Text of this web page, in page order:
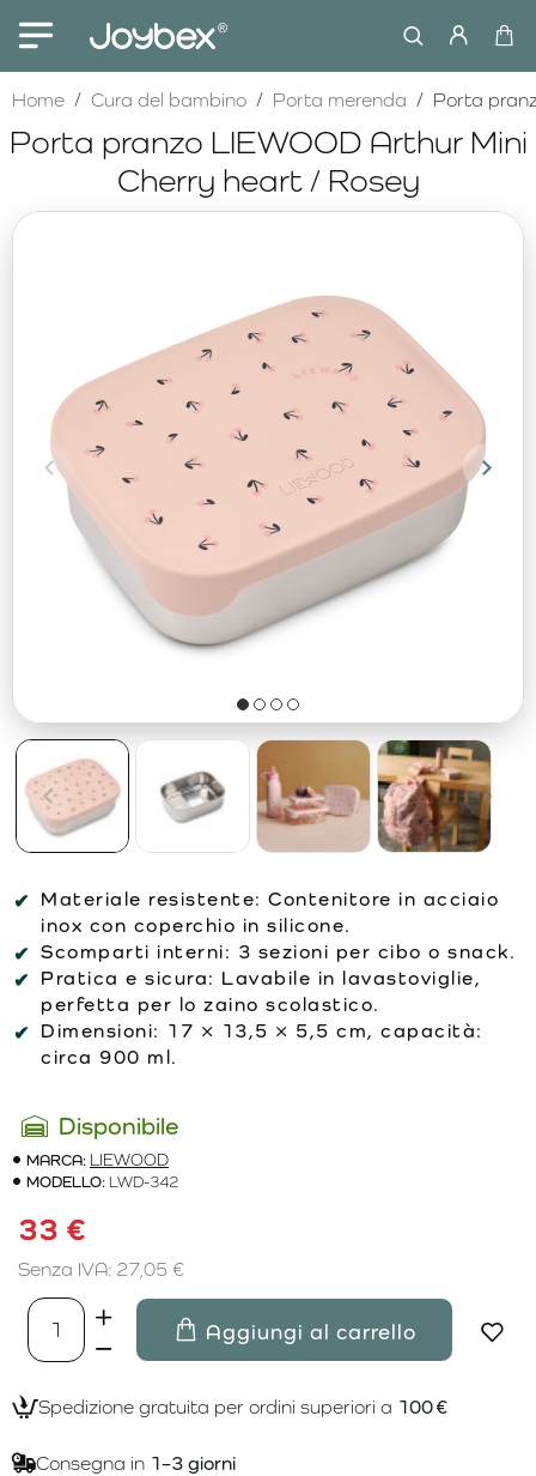
Porta pranzo LIEWOOD Arthur Mini
Cherry heart / Rosey
HomehomeCura del bambino Porta merenda Porta
Materiale resistente: Contenitore in acciaio
inox con coperchio in silicone.
Scomparti interni: 3 sezioni per cibo o snack.
Pratica e sicura: Lavabile in lavastoviglie,
perfetta per lo zaino scolastico.
Dimensioni: 17 × 13,5 × 5,5 cm, capacità:
circa 900 ml.
Disponibile
MARCA: LIEWOOD
MODELLO: LWD-342
33 €
Senza IVA: 27,05 €
Aggiungi al carrello
Spedizione gratuita per ordini superiori a 100 €
Consegna in 1–3 giorni